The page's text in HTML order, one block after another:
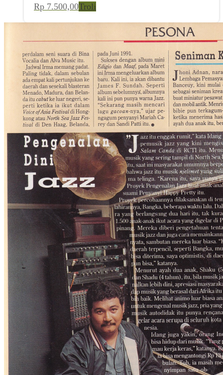
Idang Rasjidi: Pengenalan Dini Jazz (FORUM, 01 April
1993)